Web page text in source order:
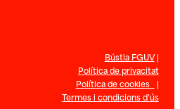
Bústia FGUV|
Política de privacitat
Política de cookies |
Termes i condicions d’ús